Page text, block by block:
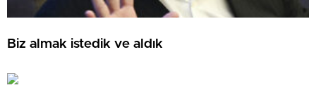
Biz almak istedik ve aldık